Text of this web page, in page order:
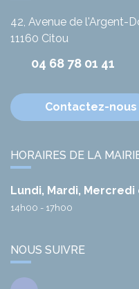
42, Avenue de l'Argent-
11160 Citou
04 68 78 01 41
Contactez-nous
HORAIRES DE LA
Lundi, Mardi, Mercredi
14h00 - 17h00
NOUS SUIVRE